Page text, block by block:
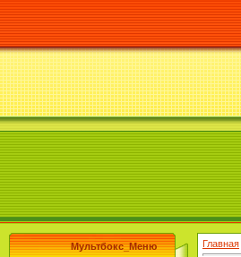
Мультбокс_Меню Главная